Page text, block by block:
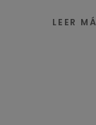
LEER